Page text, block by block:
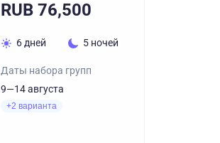
RUB 76,500
6 дней 5 ночей
Даты набора групп
9—14 августа
+2 варианта